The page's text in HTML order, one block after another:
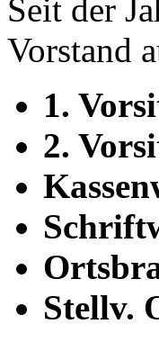
Seit der
Vorstand
1.
2.
Stellv.